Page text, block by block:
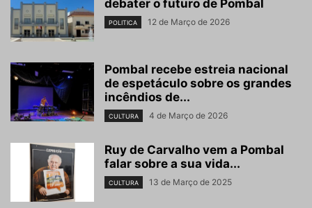
debater o futuro de Pombal
POLITICA 12 de Março de 2026
Pombal recebe estreia nacional
de espetáculo sobre os grandes
incêndios de...
CULTURA 4 de Março de 2026
Ruy de Carvalho vem a Pombal
falar sobre a sua vida...
CULTURA 13 de Março de 2025